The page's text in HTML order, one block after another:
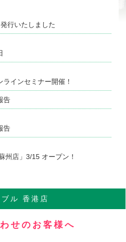
行いたしました
インセミナー開催！
告
告
州店」3/15 オープン！
ル 香港店
せのお客様へ